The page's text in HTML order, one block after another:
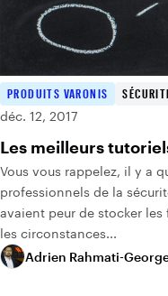
PRODUITS VARONIS
déc. 12, 2017
Les meilleurs
Vous vous rappelez, il y a
professionnels de la
avaient peur de stocker les
les circonstances...
Adrien Rahmati-